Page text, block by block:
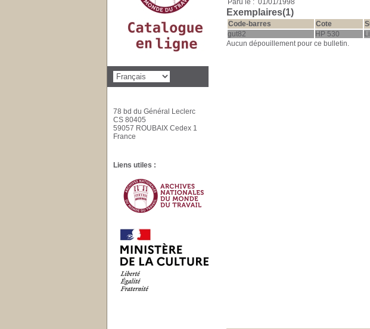
Paru le : 01/01/1998
Exemplaires(1)
Code-barres Cote
gut82
HP 530
Aucun dépouillement pour ce bulletin.
78 bd du Général Leclerc
CS 80405
59057 ROUBAIX Cedex 1
France
Liens utiles :